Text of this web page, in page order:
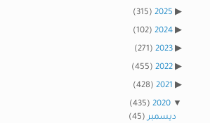
2025
(315)
2024
(102)
2023
(271)
2022
(455)
2021
(428)
2020
(435)
ديسمبر(45)